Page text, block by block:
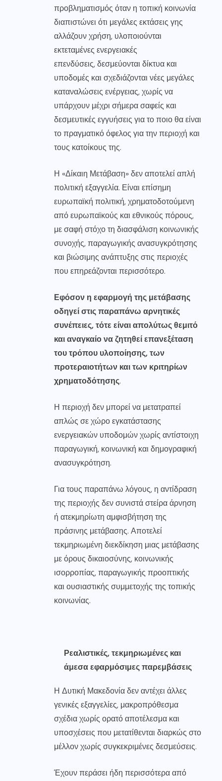
προβληματισμός όταν η τοπική κοινωνία
διαπιστώνει ότι μεγάλες εκτάσεις γης
αλλάζουν χρήση, υλοποιούνται
εκτεταμένες ενεργειακές
επενδύσεις, δεσμεύονται δίκτυα και
υποδομές και σχεδιάζονται νέες μεγάλες
καταναλώσεις ενέργειας, χωρίς να
υπάρχουν μέχρι σήμερα σαφείς και
δεσμευτικές εγγυήσεις για το ποιο θα είναι
το πραγματικό όφελος για την περιοχή και
τους κατοίκους της.
Η «Δίκαιη Μετάβαση» δεν αποτελεί απλή
πολιτική εξαγγελία. Είναι επίσημη
ευρωπαϊκή πολιτική, χρηματοδοτούμενη
από ευρωπαϊκούς και εθνικούς πόρους,
με σαφή στόχο τη διασφάλιση κοινωνικής
συνοχής, παραγωγικής ανασυγκρότησης
και βιώσιμης ανάπτυξης στις περιοχές
που επηρεάζονται περισσότερο.
Εφόσον η εφαρμογή της μετάβασης
οδηγεί στις παραπάνω αρνητικές
συνέπειες, τότε είναι απολύτως θεμιτό
και αναγκαίο να ζητηθεί επανεξέταση
του τρόπου υλοποίησης, των
προτεραιοτήτων και των κριτηρίων
χρηματοδότησης.
Η περιοχή δεν μπορεί να μετατραπεί
απλώς σε χώρο εγκατάστασης
ενεργειακών υποδομών χωρίς αντίστοιχη
παραγωγική, κοινωνική και δημογραφική
ανασυγκρότηση.
Για τους παραπάνω λόγους, η αντίδραση
της περιοχής δεν συνιστά στείρα άρνηση
ή ατεκμηρίωτη αμφισβήτηση της
πράσινης μετάβασης. Αποτελεί
τεκμηριωμένη διεκδίκηση μιας μετάβασης
με όρους δικαιοσύνης, κοινωνικής
ισορροπίας, παραγωγικής προοπτικής
και ουσιαστικής συμμετοχής της τοπικής
κοινωνίας.
Ρεαλιστικές, τεκμηριωμένες και
άμεσα εφαρμόσιμες παρεμβάσεις
Η Δυτική Μακεδονία δεν αντέχει άλλες
γενικές εξαγγελίες, μακροπρόθεσμα
σχέδια χωρίς ορατό αποτέλεσμα και
υποσχέσεις που μετατίθενται διαρκώς στο
μέλλον χωρίς συγκεκριμένες δεσμεύσεις.
Έχουν περάσει ήδη περισσότερα από